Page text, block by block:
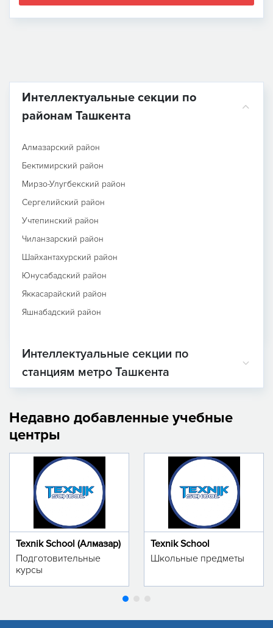
Интеллектуальные секции по
районам Ташкента
Алмазарский район
Бектимирский район
Мирзо-Улугбекский район
Сергелийский район
Учтепинский район
Чиланзарский район
Шайхантахурский район
Юнусабадский район
Яккасарайский район
Яшнабадский район
Интеллектуальные секции по
станциям метро Ташкента
Недавно добавленные учебные
центры
Texnik School (Алмазар)
Подготовительные
курсы
Texnik School
Школьные предметы